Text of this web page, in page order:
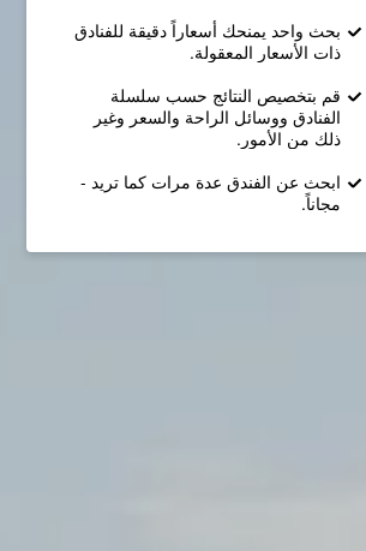
بحث واحد يمنحك أسعاراً دقيقة للفنادق
ذات الأسعار المعقولة.
قم بتخصيص النتائج حسب سلسلة
الفنادق ووسائل الراحة والسعر وغير
ذلك من الأمور.
ابحث عن الفندق عدة مرات كما تريد -
مجاناً.